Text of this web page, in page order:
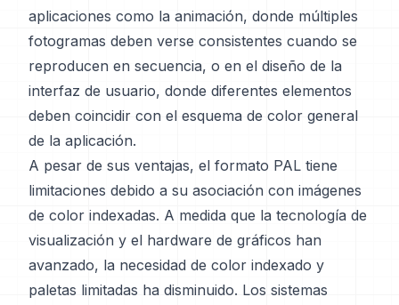
aplicaciones como la animación, donde múltiples
fotogramas deben verse consistentes cuando se
reproducen en secuencia, o en el diseño de la
interfaz de usuario, donde diferentes elementos
deben coincidir con el esquema de color general
de la aplicación.
A pesar de sus ventajas, el formato PAL tiene
limitaciones debido a su asociación con imágenes
de color indexadas. A medida que la tecnología de
visualización y el hardware de gráficos han
avanzado, la necesidad de color indexado y
paletas limitadas ha disminuido. Los sistemas